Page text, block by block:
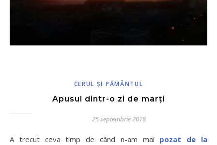
CERUL ŞI PĂMÂNTUL
Apusul dintr-o zi de marți
25 septembrie 2018
A trecut ceva timp de când n-am mai pozat de la